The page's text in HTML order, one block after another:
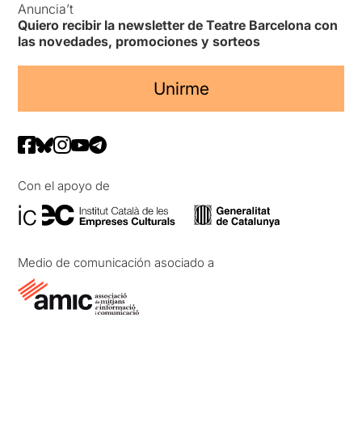
Anuncia’t
Quiero recibir la newsletter de Teatre Barcelona con
las novedades, promociones y sorteos
Unirme
Con el apoyo de
Medio de comunicación asociado a